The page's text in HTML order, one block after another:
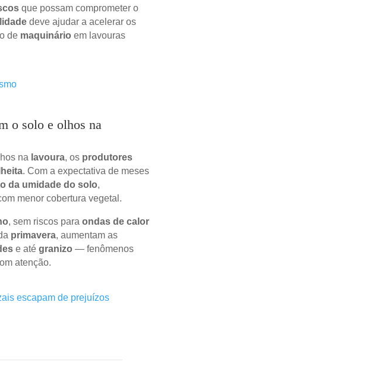
que possam comprometer o
deve ajudar a acelerar os
de maquinário em lavouras
o solo e olhos na
na lavoura, os produtores
. Com a expectativa de meses
da umidade do solo,
menor cobertura vegetal.
, sem riscos para ondas de calor
primavera, aumentam as
e até granizo — fenômenos
atenção.
escapam de prejuízos